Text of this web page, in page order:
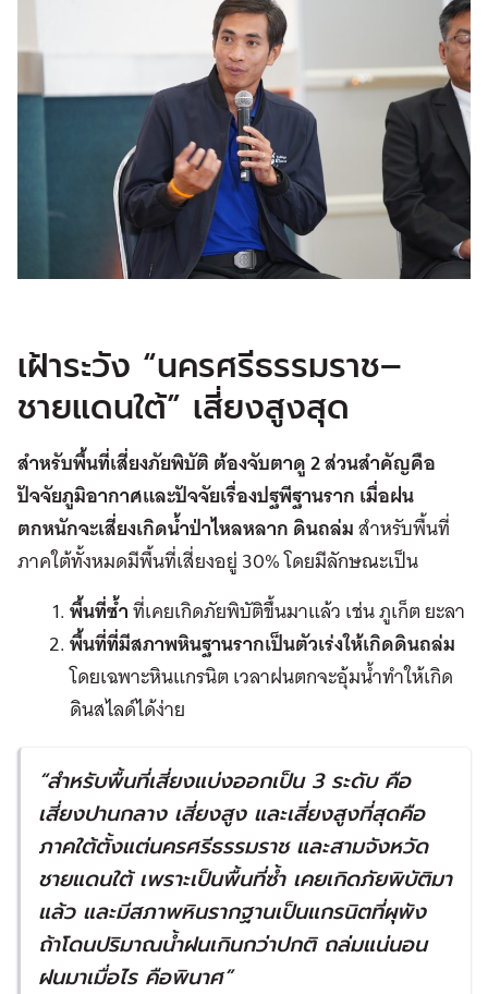
เฝ้าระวัง “นครศรีธรรมราช–
ชายแดนใต้” เสี่ยงสูงสุด
สำหรับพื้นที่เสี่ยงภัยพิบัติ ต้องจับตาดู2ส่วนสำคัญคือ
ปัจจัยภูมิอากาศและปัจจัยเรื่องปฐพีฐานราก เมื่อฝน
ตกหนักจะเสี่ยงเกิดน้ำป่าไหลหลาก ดินถล่มสำหรับพื้นที่
ภาคใต้ทั้งหมดมีพื้นที่เสี่ยงอยู่ 30% โดยมีลักษณะเป็น
พื้นที่ซ้ำที่เคยเกิดภัยพิบัติขึ้นมาแล้ว เช่น ภูเก็ต ยะลา
พื้นที่ที่มีสภาพหินฐานรากเป็นตัวเร่งให้เกิดดินถล่ม
โดยเฉพาะหินแกรนิต เวลาฝนตกจะอุ้มน้ำทำให้เกิด
ดินสไลด์ได้ง่าย
“สำหรับพื้นที่เสี่ยงแบ่งออกเป็น 3 ระดับ คือ
เสี่ยงปานกลาง เสี่ยงสูง และเสี่ยงสูงที่สุดคือ
ภาคใต้ตั้งแต่นครศรีธรรมราช และสามจังหวัด
ชายแดนใต้ เพราะเป็นพื้นที่ซ้ำ เคยเกิดภัยพิบัติมา
แล้ว และมีสภาพหินรากฐานเป็นแกรนิตที่ผุพัง
ถ้าโดนปริมาณน้ำฝนเกินกว่าปกติ ถล่มแน่นอน
ฝนมาเมื่อไร คือพินาศ”